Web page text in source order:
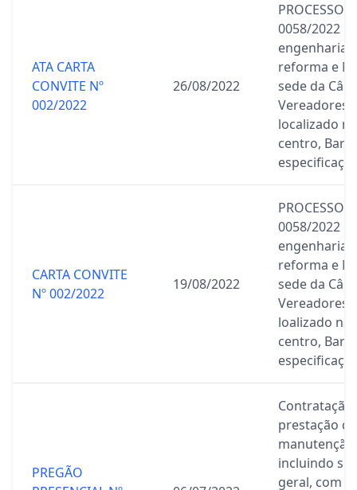
ATA CARTA
CONVITE Nº
002/2022
26/08/2022
PROCESSO
0058/2022
engenharia
reforma e
sede da
Vereadores
localizado
centro,
CARTA CONVITE
Nº 002/2022
19/08/2022
PROCESSO
0058/2022
engenharia
reforma e
sede da
Vereadores
loalizado na
centro,
PREGÃO
Contratação
prestação
incluindo
geral, com